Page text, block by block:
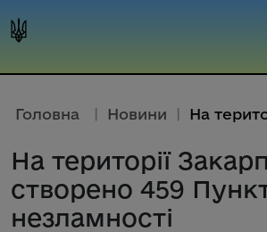
Головна | Новини |
На території
створено 459
незламності